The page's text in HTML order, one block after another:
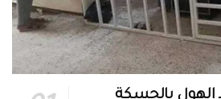
الهول بالحسكة